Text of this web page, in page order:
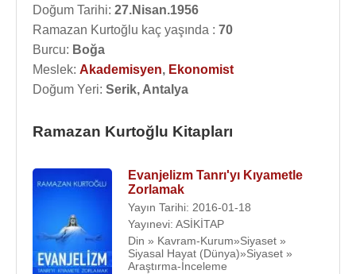
Doğum Tarihi: 27.Nisan.1956
Ramazan Kurtoğlu kaç yaşında : 70
Burcu: Boğa
Meslek: Akademisyen, Ekonomist
Doğum Yeri: Serik, Antalya
Ramazan Kurtoğlu Kitapları
Evanjelizm Tanrı'yı Kıyametle
Zorlamak
Yayın Tarihi: 2016-01-18
Yayınevi: ASİKİTAP
Din » Kavram-Kurum»Siyaset »
Siyasal Hayat (Dünya)»Siyaset »
Araştırma-İnceleme